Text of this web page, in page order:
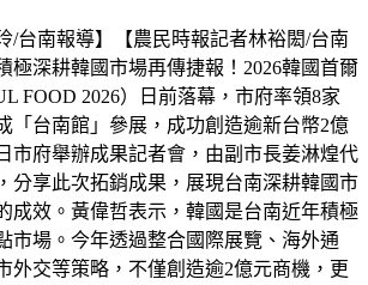
/台南報導】【農民時報記者林裕閎/台南
極深耕韓國市場再傳捷報！2026韓國首爾
FOOD 2026）日前落幕，市府率領8家
「台南館」參展，成功創造逾新台幣2億
市府舉辦成果記者會，由副市長姜淋煌代
分享此次拓銷成果，展現台南深耕韓國市
成效。黃偉哲表示，韓國是台南近年積極
市場。今年透過整合國際展覽、海外通
外交等策略，不僅創造逾2億元商機，更